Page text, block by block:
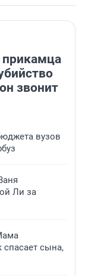
прикамца
звонит
вузов
Ли за
сына,